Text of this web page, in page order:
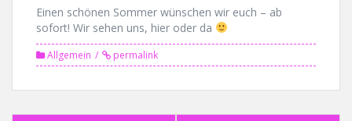
Einen schönen Sommer wünschen wir euch – ab
sofort! Wir sehen uns, hier oder da
Allgemein permalink